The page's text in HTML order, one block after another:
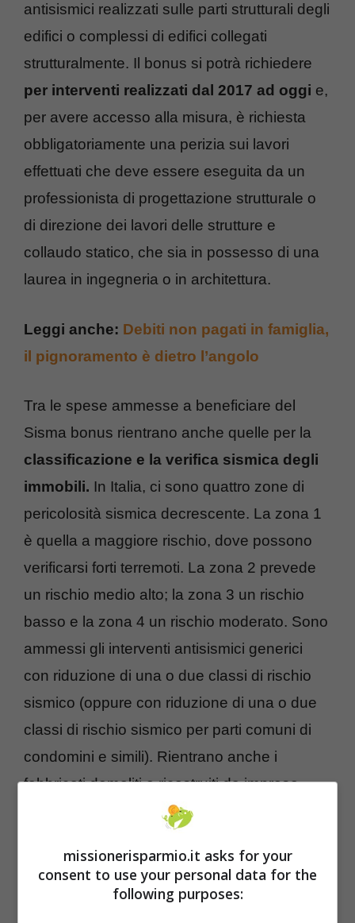
antisismici realizzati sulle parti strutturali degli
edifici o complessi di edifici collegati
strutturalmente. Il bonus si potrà richiedere
per interventi realizzati dal 2017 ad oggi e,
per avere accesso alla misura, è richiesta
obbligatoriamente una perizia sui lavori
effettuati che deve essere eseguita da un
professionista di progettazione strutturale o
di direzione dei lavori delle strutture e
collaudo statico, che sia in possesso di una
laurea in ingegneria o in architettura.
Leggi anche: Debiti non pagati in famiglia,
il pignoramento è dietro l’angolo
Tra le spese ammesse a beneficiare del
Sisma bonus rientrano anche quelle per la
classificazione e la verifica sismica degli
immobili. In Italia, ci sono quattro zone di
pericolosità sismica decrescente. La zona 1
è quella a maggiore rischio, dove possono
verificarsi forti terremoti. La zona 2 prevede
un rischio medio alto; la zona 3 un rischio
basso e la zona 4 un rischio moderato. Sono
ammessi gli interventi antisismici generici
con riduzione di una o due classi di rischio
sismico (oppure con riduzione di una o due
classi di rischio sismico per parti comuni di
condomini e simili). Rientrano anche i
fabbricati demoliti e ricostruiti da imprese
costruttrici e venduti entro 18 mesi ma, in
se l’impresa di costruzione che realizza
l’intervento di demolizione e ricostruzione
missionerisparmio.it asks for your
consent to use your personal data for the
following purposes: